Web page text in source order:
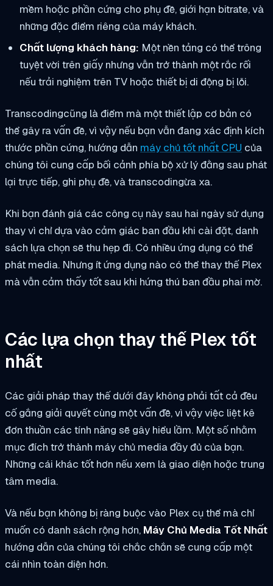
mềm hoặc phần cứng cho phụ đề, giới hạn bitrate, và
những đặc điểm riêng của máy khách.
Chất lượng khách hàng: Một nền tảng có thể trông
tuyệt vời trên giấy nhưng vẫn trở thành một rắc rối
nếu trải nghiệm trên TV hoặc thiết bị di động bị lỗi.
Transcodingcũng là điểm mà một thiết lập cơ bản có
thể gây ra vấn đề, vì vậy nếu bạn vẫn đang xác định kích
thước phần cứng, hướng dẫn máy chủ tốt nhất CPU của
chúng tôi cung cấp bối cảnh phía bộ xử lý đằng sau phát
lại trực tiếp, ghi phụ đề, và transcodingừa xa.
Khi bạn đánh giá các công cụ này sau hai ngày sử dụng
thay vì chỉ dựa vào cảm giác ban đầu khi cài đặt, danh
sách lựa chọn sẽ thu hẹp đi. Có nhiều ứng dụng có thể
phát media. Nhưng ít ứng dụng nào có thể thay thế Plex
mà vẫn cảm thấy tốt sau khi hứng thú ban đầu phai mờ.
Các lựa chọn thay thế Plex tốt
nhất
Các giải pháp thay thế dưới đây không phải tất cả đều
cố gắng giải quyết cùng một vấn đề, vì vậy việc liệt kê
đơn thuần các tính năng sẽ gây hiểu lầm. Một số nhằm
mục đích trở thành máy chủ media đầy đủ của bạn.
Những cái khác tốt hơn nếu xem là giao diện hoặc trung
tâm media.
Và nếu bạn không bị ràng buộc vào Plex cụ thể mà chỉ
muốn có danh sách rộng hơn, Máy Chủ Media Tốt Nhất
hướng dẫn của chúng tôi chắc chắn sẽ cung cấp một
cái nhìn toàn diện hơn.